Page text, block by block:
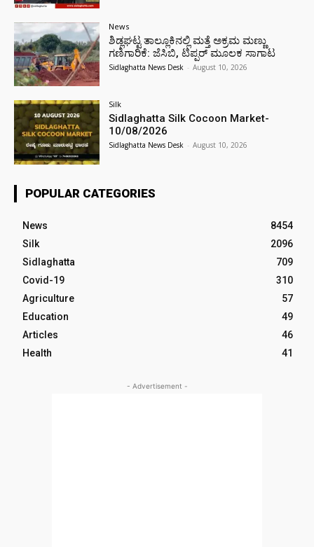
News
ಶಿಡ್ಲಘಟ್ಟ ತಾಲ್ಲೂಕಿನಲ್ಲಿ ಮತ್ತೆ ಅಕ್ರಮ ಮಣ್ಣು
ಗಣಿಗಾರಿಕೆ: ಜೆಸಿಬಿ, ಟಿಪ್ಪರ್ ಮೂಲಕ ಸಾಗಾಟ
Sidlaghatta News Desk - August 10, 2026
Silk
Sidlaghatta Silk Cocoon Market-
10/08/2026
Sidlaghatta News Desk - August 10, 2026
POPULAR CATEGORIES
News
8454
Silk
2096
Sidlaghatta
709
Covid-19
310
Agriculture
57
Education
49
Articles
46
Health
41
- Advertisement -